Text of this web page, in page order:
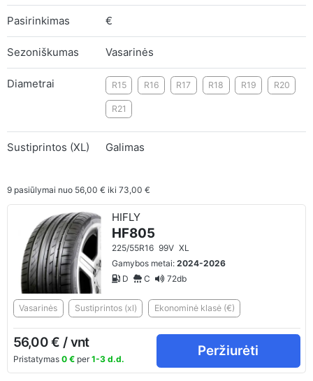
Pasirinkimas €
Sezoniškumas Vasarinės
Diametrai R15 R16 R17 R18 R19 R20
R21
Sustiprintos (XL) Galimas
9 pasiūlymai nuo 56,00 € iki 73,00 €
HIFLY
HF805
225/55R16 99V XL
Gamybos metai:2024-2026
D
C 72db
Vasarinės Sustiprintos (xl) Ekonominė klasė (€)
56,00 € / vnt
Pristatymas 0 €per 1-3 d.d.
Peržiurėti